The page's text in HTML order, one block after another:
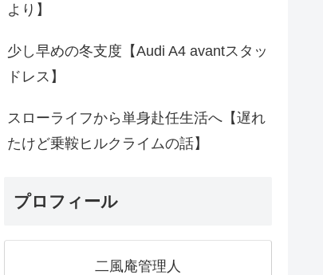
より】
少し早めの冬支度【Audi A4 avantスタッ
ドレス】
スローライフから単身赴任生活へ【遅れ
たけど乗鞍ヒルクライムの話】
プロフィール
二風庵管理人